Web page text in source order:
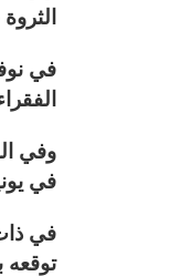
في يونيو 2024 أن يصل سعره إلى
في
توقعه بأن